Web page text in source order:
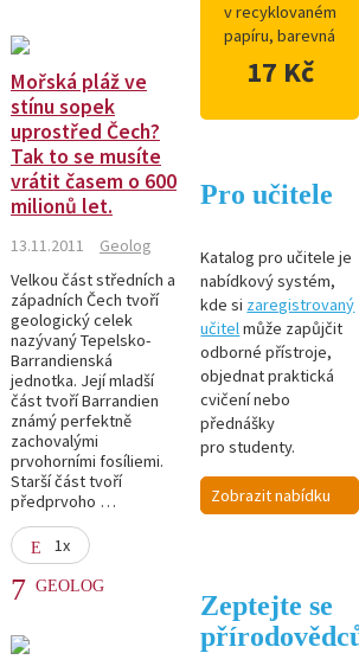
Mořská pláž ve
stínu sopek
uprostřed Čech?
Tak to se musíte
vrátit časem o 600
milionů let.
13.11.2011
Geolog
Velkou část středních a
západních Čech tvoří
geologický celek
nazývaný Tepelsko-
Barrandienská
jednotka. Její mladší
část tvoří Barrandien
známý perfektně
zachovalými
prvohorními fosíliemi.
Starší část tvoří
předprvoho …
1x
GEOLOG
v recyklovaném
papíru, barevná
17 Kč
Pro učitele
Katalog pro učitele je
nabídkový systém,
kde si zaregistrovaný
učitelmůže zapůjčit
odborné přístroje,
objednat praktická
cvičení nebo
přednášky
pro studenty.
Zobrazit nabídku
Zeptejte se